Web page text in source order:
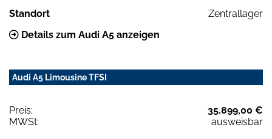
Standort
Zentrallager
Details zum Audi A5 anzeigen
Audi A5 Limousine TFSI
Preis:
35.899,00 €
MWSt:
ausweisbar